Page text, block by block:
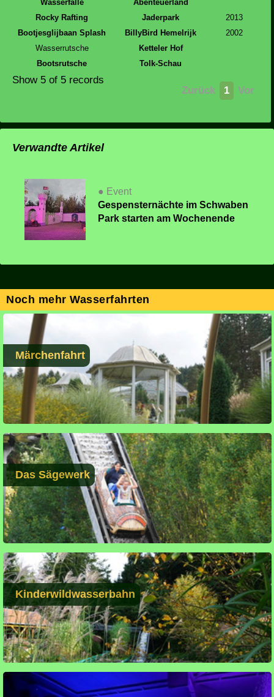
Wasserfälle Abenteuerland
Rocky Rafting Jaderpark
2013
Bootjesglijbaan Splash
BillyBird Hemelrijk
2002
Wasserrutsche
Ketteler Hof
Bootsrutsche
Tolk-Schau
Zurück 1 Vor
Show 5 of 5 records
Verwandte Artikel
● Event
Gespensternächte im Schwaben
Park starten am Wochenende
Noch mehr Wasserfahrten
Märchenfahrt
Das Sägewerk
Kinderwildwasserbahn